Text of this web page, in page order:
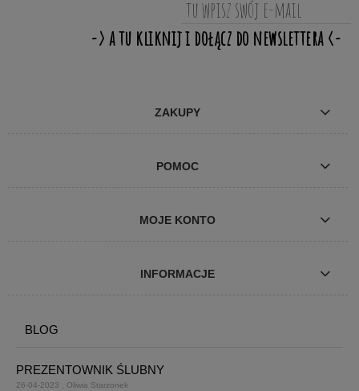
ZAKUPY
POMOC
MOJE KONTO
INFORMACJE
BLOG
PREZENTOWNIK ŚLUBNY
26-04-2023 , Oliwia Starzonek